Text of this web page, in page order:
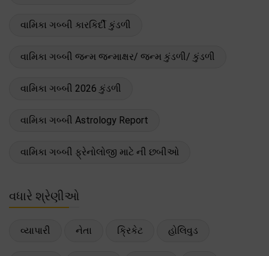
વામિકા ગબ્બી કારકિર્દી કુંડળી
વામિકા ગબ્બી જન્મ જન્માક્ષર/ જન્મ કુંડળી/ કુંડળી
વામિકા ગબ્બી 2026 કુંડળી
વામિકા ગબ્બી Astrology Report
વામિકા ગબ્બી ફ્રેનોલોજી માટે ની છબીઓ
વધારે શ્રેણીઓ
વ્યાપારી નેતા ક્રિકેટ હોલિવુડ